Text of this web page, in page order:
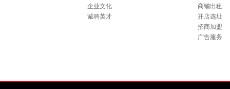
企业文化
诚聘英才
商铺出租
开店选址
招商加盟
广告服务